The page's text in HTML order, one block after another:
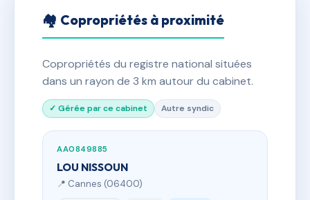
🏘 Copropriétés à proximité
Copropriétés du registre national situées
dans un rayon de 3 km autour du cabinet.
✓ Gérée par ce cabinet Autre syndic
AA0849885
LOU NISSOUN
📍 Cannes (06400)